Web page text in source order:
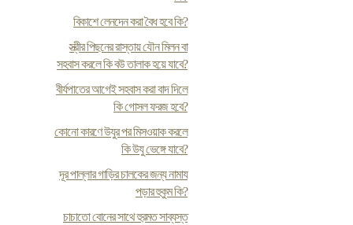
বিকাশে লেনদেন করা বৈধ হবে কি?
স্ত্রীর পিছনের রাস্তায় যৌন মিলন বা
সহবাস করলে কি বউ তালাক হয়ে যাবে?
বীর্যপাতের আগেই সহবাস করা বাদ দিলে
কি গোসল ফরজ হবে?
কোনো কারণে উযুর পর মিসওয়াক করলে
কি উযু ভেঙ্গে যাবে?
দূর পাল্লার গাড়ির চালকের জন্য নামায
পড়ার হুকুম কি?
চাচাতো বোনের সাথে হুরমত সাব্যস্ত